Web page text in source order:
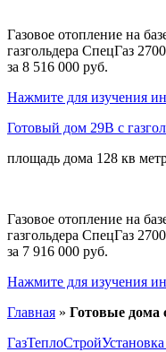
Газовое отопление на
газгольдера СпецГаз
за 8 516 000 руб.
Нажмите для изучения
Готовый дом 29В с
площадь дома 128 кв
Газовое отопление на
газгольдера СпецГаз
за 7 916 000 руб.
Нажмите для изучения
Главная » Готовые дома
ГазТеплоСтрой